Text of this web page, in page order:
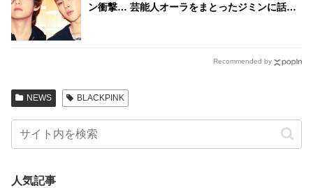
ン衝撃… 芸能人オーラをまとったジミンに話し
Recommended by
NEWS BLACKPINK
人気記事